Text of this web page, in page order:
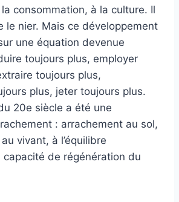
consommation, à la culture. Il
le nier. Mais ce développement
une équation devenue
toujours plus, employer
toujours plus,
plus, jeter toujours plus.
20e siècle a été une
: arrachement au sol,
vivant, à l’équilibre
capacité de régénération du